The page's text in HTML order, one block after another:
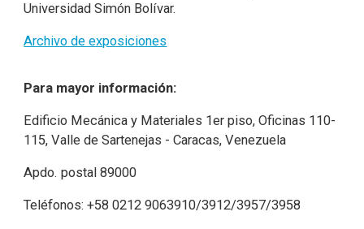
Universidad Simón Bolívar.
Archivo de exposiciones
Para mayor información:
Edificio Mecánica y Materiales 1er piso, Oficinas 110-
115, Valle de Sartenejas - Caracas, Venezuela
Apdo. postal 89000
Teléfonos: +58 0212 9063910/3912/3957/3958